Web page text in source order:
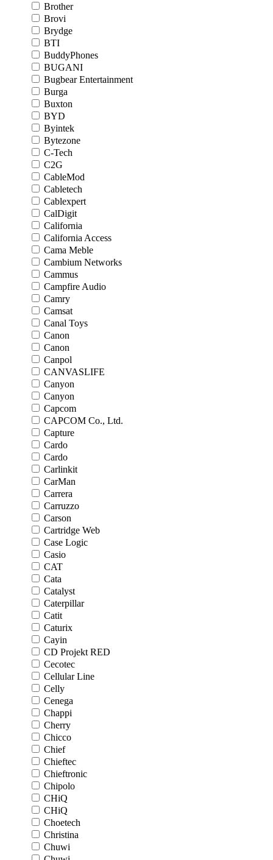
Brother
Brovi
Brydge
BTI
BuddyPhones
BUGANI
Bugbear Entertainment
Burga
Buxton
BYD
Byintek
Bytezone
C-Tech
C2G
CableMod
Cabletech
Cablexpert
CalDigit
California
California Access
Cama Meble
Cambium Networks
Cammus
Campfire Audio
Camry
Camsat
Canal Toys
Canon
Canon
Canpol
CANVASLIFE
Canyon
Canyon
Capcom
CAPCOM Co., Ltd.
Capture
Cardo
Cardo
Carlinkit
CarMan
Carrera
Carruzzo
Carson
Cartridge Web
Case Logic
Casio
CAT
Cata
Catalyst
Caterpillar
Catit
Caturix
Cayin
CD Projekt RED
Cecotec
Cellular Line
Celly
Cenega
Chappi
Cherry
Chicco
Chief
Chieftec
Chieftronic
Chipolo
CHiQ
CHiQ
Choetech
Christina
Chuwi